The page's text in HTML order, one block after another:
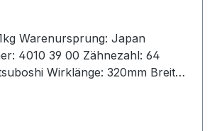
Warenursprung: Japan
4010 39 00 Zähnezahl: 64
Wirklänge: 320mm Breite:
antistatisch: ja